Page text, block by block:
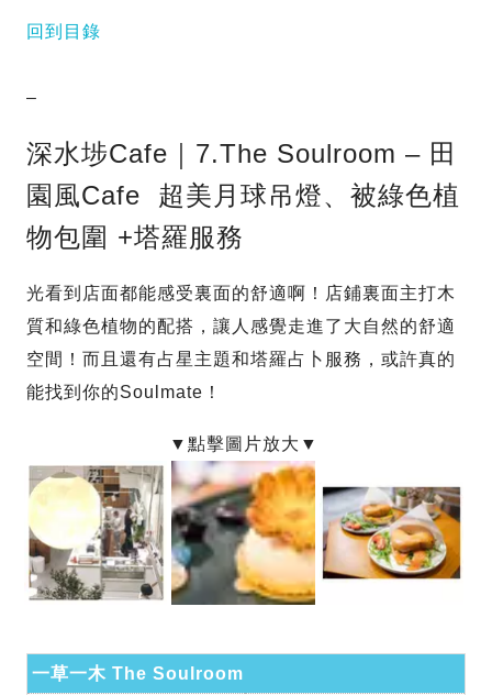
回到目錄
–
深水埗Cafe｜7.The Soulroom – 田
園風Cafe 超美月球吊燈、被綠色植
物包圍 +塔羅服務
光看到店面都能感受裏面的舒適啊！店鋪裏面主打木
質和綠色植物的配搭，讓人感覺走進了大自然的舒適
空間！而且還有占星主題和塔羅占卜服務，或許真的
能找到你的Soulmate！
一草一木 The Soulroom